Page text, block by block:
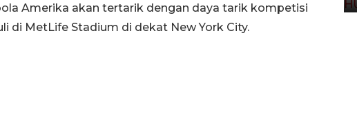
Amerika akan tertarik dengan daya tarik kompetisi
di MetLife Stadium di dekat New York City.